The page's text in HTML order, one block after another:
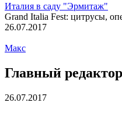
Италия в саду "Эрмитаж"
Grand Italia Fest: цитрусы,
26.07.2017
Макс
Главный редактор
26.07.2017